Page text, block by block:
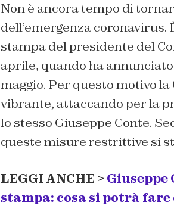
Non è ancora tempo di
dell’emergenza
stampa del presidente del
aprile, quando ha
maggio. Per questo motivo la
vibrante, attaccando per la
lo stesso Giuseppe Conte.
queste misure restrittive si
LEGGI ANCHE >
stampa: cosa si potrà fare